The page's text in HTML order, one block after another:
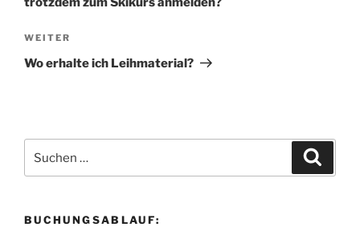
Nächster
Beitrag
WEITER
Wo erhalte ich Leihmaterial?
nach:
BUCHUNGSABLAUF: